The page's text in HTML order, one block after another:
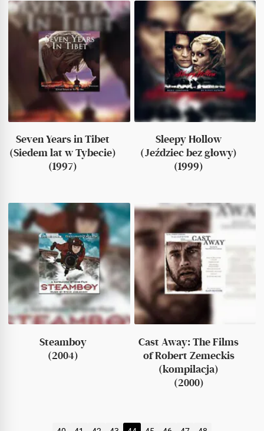
Seven Years in Tibet
(Siedem lat w Tybecie)
(1997)
Sleepy Hollow
(Jeździec bez głowy)
(1999)
Steamboy
(2004)
Cast Away: The Films
of Robert Zemeckis
(kompilacja)
(2000)